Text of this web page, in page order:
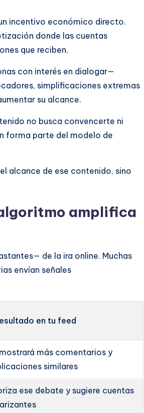
incentivo económico directo.
donde las cuentas
que reciben.
con interés en dialogar—
simplificaciones extremas
su alcance.
no busca convencerte ni
forma parte del modelo de
alcance de ese contenido, sino
amplifica
de la ira online. Muchas
envían señales
en tu feed
más comentarios y
similares
ese debate y sugiere cuentas